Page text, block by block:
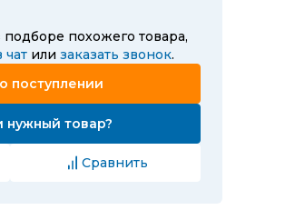
похожего товара,
чат или заказать звонок.
поступлении
нужный товар?
Сравнить